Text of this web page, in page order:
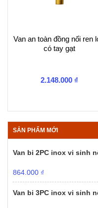
Van an toàn đồng nối ren
có tay gạt
2.148.000 ₫
SẢN PHẨM MỚI
Van bi 2PC inox vi sinh
864.000 ₫
Van bi 3PC inox vi sinh